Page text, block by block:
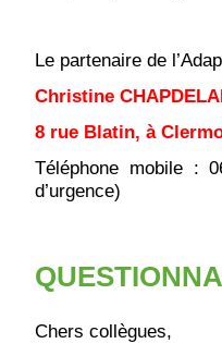
Le partenaire de
Christine
8 rue Blatin, à
Téléphone mobile :
d’urgence)
Chers collègues,